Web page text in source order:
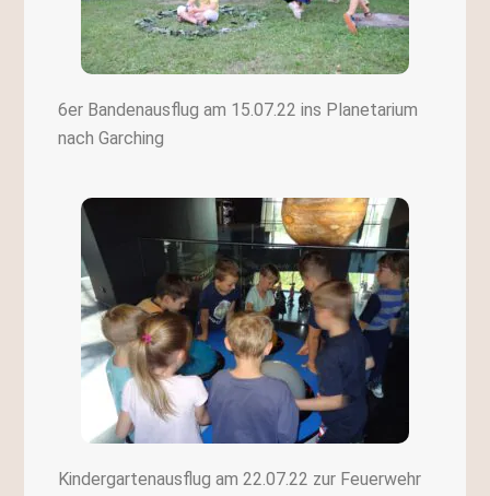
6er Bandenausflug am 15.07.22 ins Planetarium
nach Garching
Kindergartenausflug am 22.07.22 zur Feuerwehr